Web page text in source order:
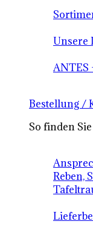
Unsere
ANTES
Bestellung /
So finden
Reben,